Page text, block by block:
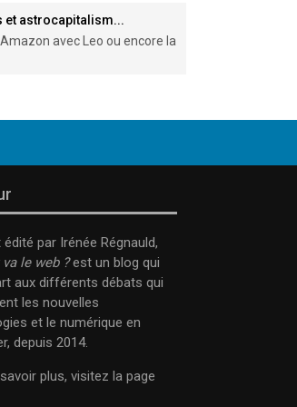
et astrocapitalism...
avec Leo ou encore la
édité par Irénée Régnauld,
le web ?est un blog qui
aux différents débats qui
les nouvelles
et le numérique en
depuis 2014.
plus, visitez la page